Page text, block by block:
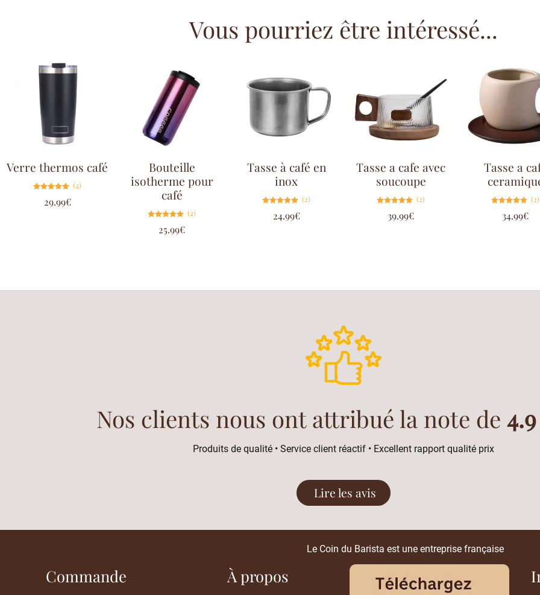
Vous pourriez être intéressé...
Verre thermos café
5.00
sur 5
(2)
29.99€
Bouteille
isotherme pour
café
5.00
sur 5
(2)
25.99€
Tasse à café en
inox
5.00
sur 5
(2)
24.99€
Tasse a cafe avec
soucoupe
5.00
sur 5
(2)
39.99€
Tasse a
5.00
sur 5
(2)
34.99€
Nos clients nous ont attribué la note de
Produits de qualité • Service client réactif • Excellent rapport qualité prix
Lire les avis
Le Coin du Barista est une entreprise française
Commande À propos